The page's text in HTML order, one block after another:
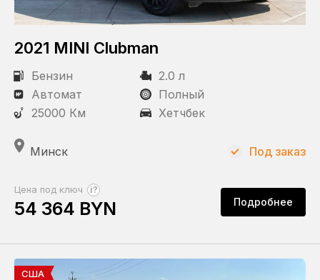
2021 MINI Clubman
Бензин
2.0 л
Автомат
Полный
25000 Км
Хетчбек
Минск
Цена под ключ ?
54 364 BYN Подробнее
Под заказ
США